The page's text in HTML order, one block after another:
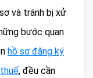
và tránh bị xử
bước quan
hồ sơ đăng ký
, đều cần